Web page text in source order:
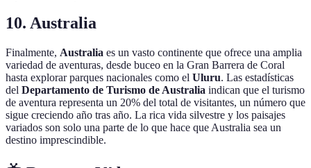
10. Australia
Finalmente, Australia es un vasto continente que ofrece una amplia
variedad de aventuras, desde buceo en la Gran Barrera de Coral
hasta explorar parques nacionales como el Uluru. Las estadísticas
del Departamento de Turismo de Australia indican que el turismo
de aventura representa un 20% del total de visitantes, un número que
sigue creciendo año tras año. La rica vida silvestre y los paisajes
variados son solo una parte de lo que hace que Australia sea un
destino imprescindible.